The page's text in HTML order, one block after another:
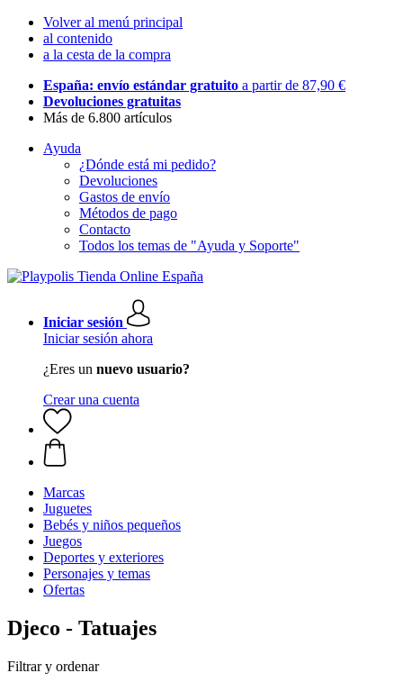
Volver al menú principal
al contenido
a la cesta de la compra
España: envío estándar gratuito a partir de 87,90 €
Devoluciones gratuitas
Más de 6.800 artículos
Ayuda
¿Dónde está mi pedido?
Devoluciones
Gastos de envío
Métodos de pago
Contacto
Todos los temas de "Ayuda y Soporte"
Iniciar sesión
Iniciar sesión ahora
¿Eres un nuevo usuario?
Crear una cuenta
Marcas
Juguetes
Bebés y niños pequeños
Juegos
Deportes y exteriores
Personajes y temas
Ofertas
Djeco - Tatuajes
Filtrar y ordenar